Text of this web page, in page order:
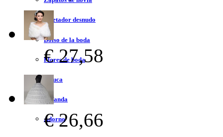
Sujetador desnudo
Bolso de la boda
Flores de boda
Peluca
Bufanda
Adorno
€ 27,58
€ 26,66